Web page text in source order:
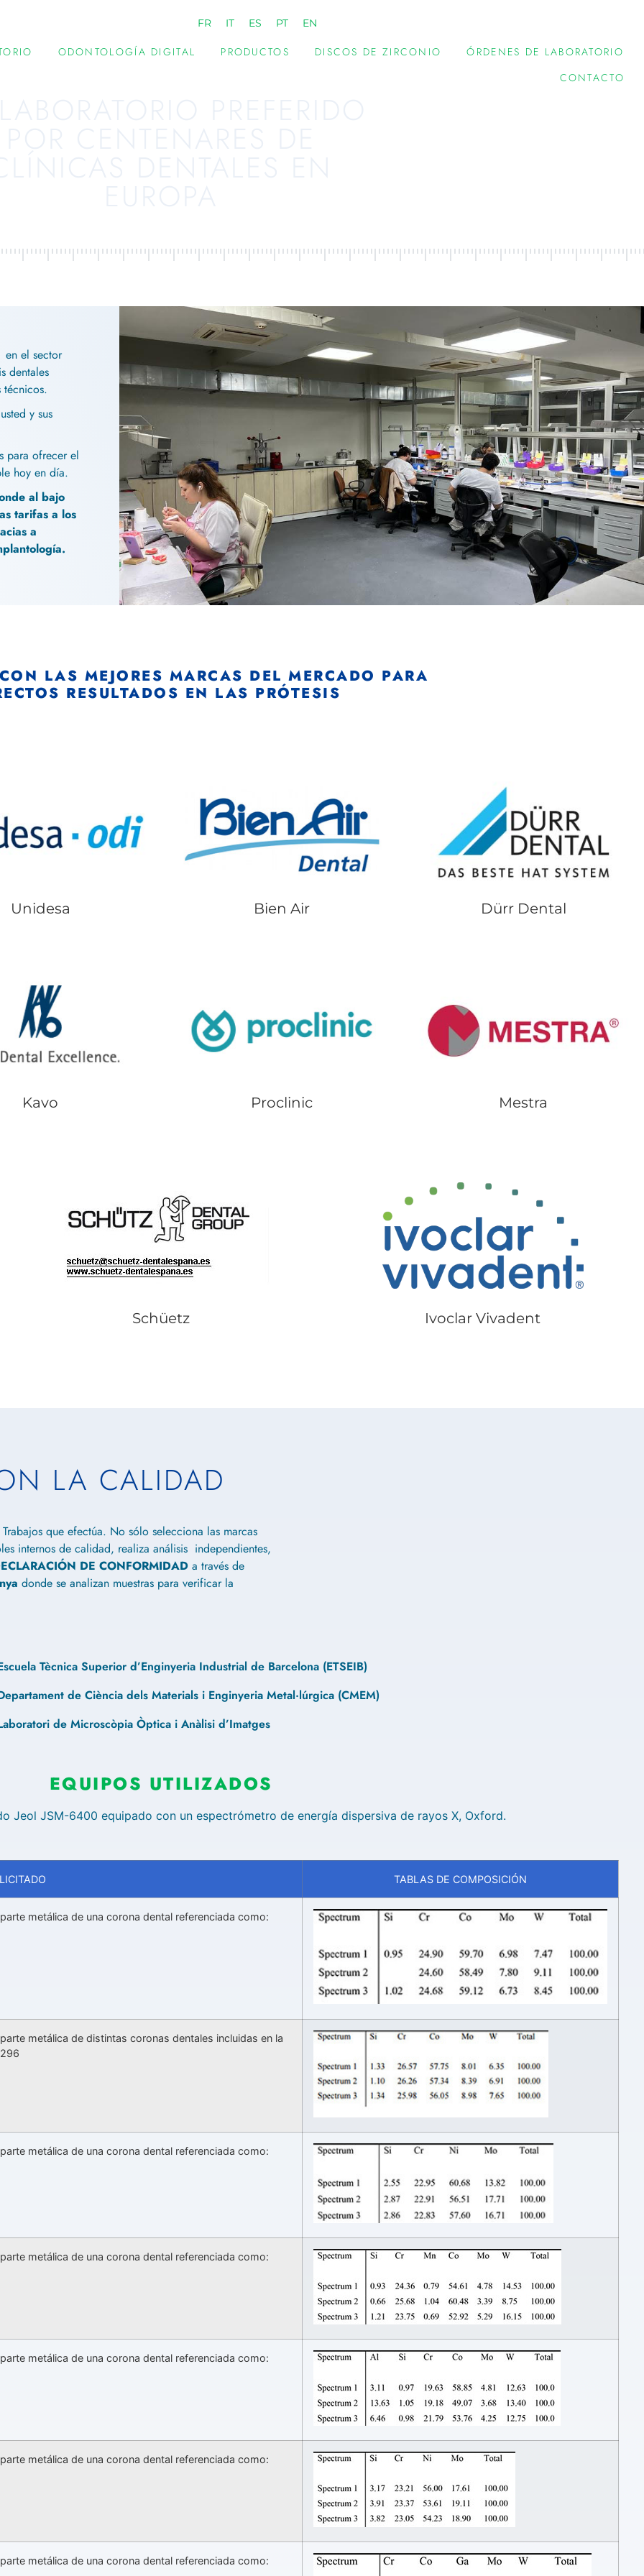
FR IT ES PT EN
ODONTOLOGÍA DIGITAL PRODUCTOS DISCOS DE ZIRCONIO
ÓRDENES DE LABORATORIO
CONTACTO
en el sector
dentales
técnicos.
y sus
para ofrecer el
hoy en día.
al bajo
tarifas a los
a
LAS MEJORES MARCAS DEL MERCADO PARA
RESULTADOS EN LAS PRÓTESIS
Unidesa Bien Air Dürr Dental
Kavo Proclinic Mestra
Schüetz Ivoclar Vivadent
LA CALIDAD
que efectúa. No sólo selecciona las marcas
internos de calidad, realiza análisis independientes,
DE CONFORMIDAD a través de
donde se analizan muestras para verificar la
Tècnica Superior d’Enginyeria Industrial de Barcelona (ETSEIB)
de Ciència dels Materials i Enginyeria Metal·lúrgica (CMEM)
de Microscòpia Òptica i Anàlisi d’Imatges
EQUIPOS UTILIZADOS
Jeol JSM-6400 equipado con un espectrómetro de energía dispersiva de rayos X, Oxford.
TABLAS DE COMPOSICIÓN
metálica de una corona dental referenciada como:
metálica de distintas coronas dentales incluidas en la
metálica de una corona dental referenciada como:
metálica de una corona dental referenciada como:
metálica de una corona dental referenciada como:
metálica de una corona dental referenciada como:
metálica de una corona dental referenciada como: